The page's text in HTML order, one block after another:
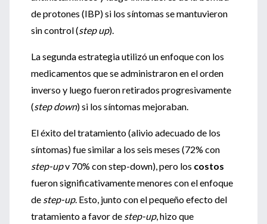
de protones (IBP) si los síntomas se mantuvieron
sin control (step up).
La segunda estrategia utilizó un enfoque con los
medicamentos que se administraron en el orden
inverso y luego fueron retirados progresivamente
(step down) si los síntomas mejoraban.
El éxito del tratamiento (alivio adecuado de los
síntomas) fue similar a los seis meses (72% con
step-upv 70% con step-down), pero los costos
fueron significativamente menores con el enfoque
de step-up. Esto, junto con el pequeño efecto del
tratamiento a favor de step-up, hizo que